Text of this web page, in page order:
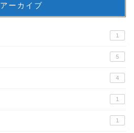
アーカイブ
1
5
4
1
1